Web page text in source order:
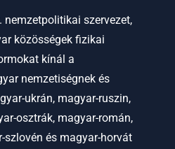
szervezet,
közösségek fizikai
kínál a
nemzetiségnek és
ukrán, magyar-ruszin,
osztrák, magyar-román,
szlovén és magyar-horvát